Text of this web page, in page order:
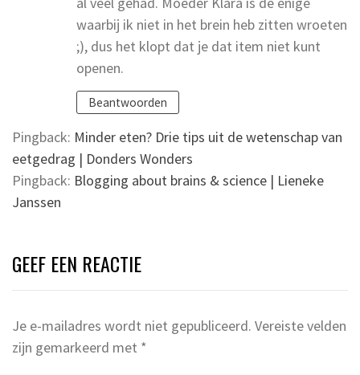
waarbij ik niet in het brein heb zitten wroeten
;), dus het klopt dat je dat item niet kunt
openen.
Beantwoorden
Pingback: Minder eten? Drie tips uit de wetenschap van
eetgedrag | Donders Wonders
Pingback: Blogging about brains & science | Lieneke
Janssen
GEEF EEN REACTIE
Je e-mailadres wordt niet gepubliceerd. Vereiste velden
zijn gemarkeerd met *